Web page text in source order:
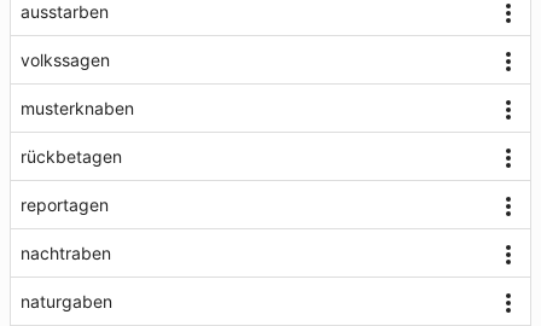
ausstarben
volkssagen
musterknaben
rückbetagen
reportagen
nachtraben
naturgaben